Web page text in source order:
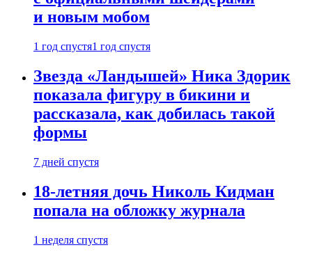
и новым мобом
1 год спустя1 год спустя
Звезда «Ландышей» Ника Здорик
показала фигуру в бикини и
рассказала, как добилась такой
формы
7 дней спустя
18-летняя дочь Николь Кидман
попала на обложку журнала
1 неделя спустя